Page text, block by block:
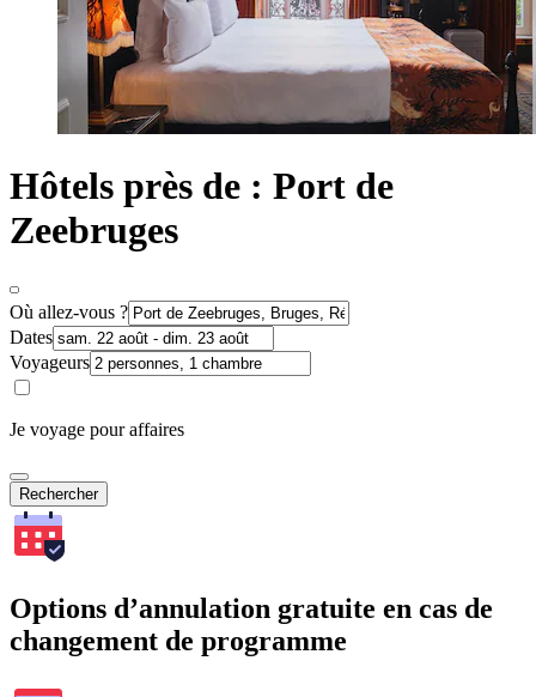
Hôtels près de : Port de
Zeebruges
Où allez-vous ?
Dates
Voyageurs
Je voyage pour affaires
Rechercher
Options d’annulation gratuite en cas de
changement de programme